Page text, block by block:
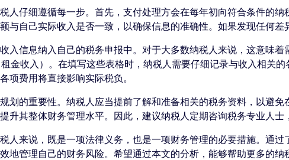
人仔细遵循每一步。首先，支付处理方会在每年初向符合条件的纳
与自己实际收入是否一致，以确保信息的准确性。如果发现任何差
入信息纳入自己的税务申报中。对于大多数纳税人来说，这意味着
租金收入）。在填写这些表格时，纳税人需要仔细记录与收入相关
项费用将直接影响实际税负。
划的重要性。纳税人应当提前了解和准备相关的税务资料，以避
升其整体财务管理水平。因此，建议纳税人定期咨询税务专业人士
人来说，既是一项法律义务，也是一项财务管理的必要措施。通过
地管理自己的财务风险。希望通过本文的分析，能够帮助更多的纳